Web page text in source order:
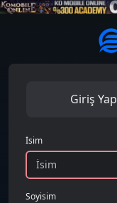
Giriş Yap
İsim
Soyisim